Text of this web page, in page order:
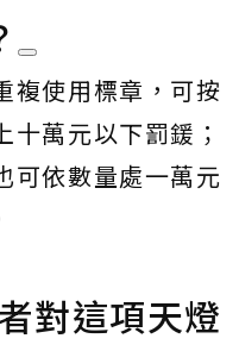
複使用標章，可按
十萬元以下罰鍰；
可依數量處一萬元
對這項天燈